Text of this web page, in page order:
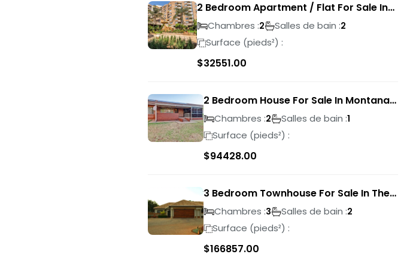
2 Bedroom Apartment / Flat For Sale In
Pretoria Central
Chambres :2 Salles de bain :2
Surface (pieds²) :
$32551.00
2 Bedroom House For Sale In Montana
ParkChambres :2 Salles de bain :1
Surface (pieds²) :
$94428.00
3 Bedroom Townhouse For Sale In The
WildsChambres :3 Salles de bain :2
Surface (pieds²) :
$166857.00